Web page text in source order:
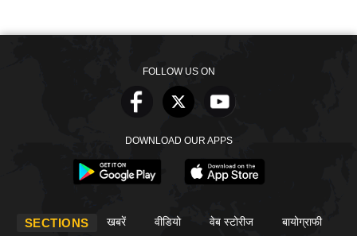
FOLLOW US ON
DOWNLOAD OUR APPS
SECTIONS खबरें वीडियो वेब स्टोरीज बायोग्राफी